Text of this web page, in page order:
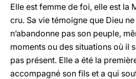
Elle est femme de foi, elle est la
cru. Sa vie témoigne que Dieu
n’abandonne pas son peuple,
moments ou des situations où il
pas présent. Elle a été la
accompagné son fils et a qui